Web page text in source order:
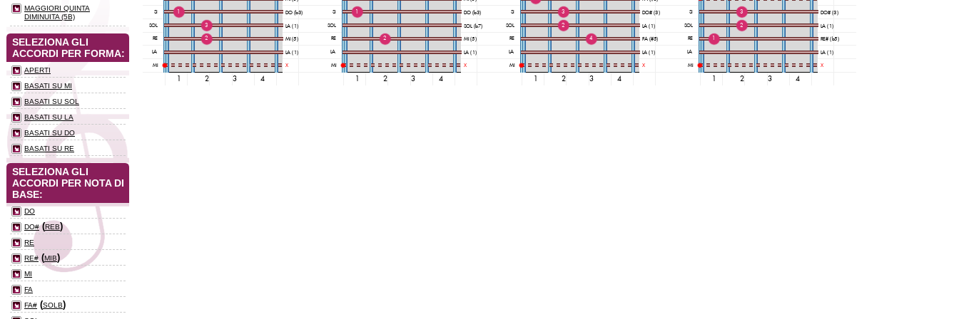
MAGGIORI QUINTA
DIMINUITA (5B)
SELEZIONA GLI
ACCORDI PER FORMA:
APERTI
BASATI SU MI
BASATI SU SOL
BASATI SU LA
BASATI SU DO
BASATI SU RE
SELEZIONA GLI
ACCORDI PER NOTA DI
BASE:
DO
DO#(REB)
RE
RE# (MIB)
MI
FA
FA# (SOLB)